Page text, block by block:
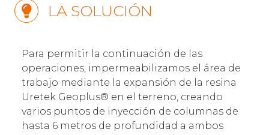
LA SOLUCIÓN
Para permitir la continuación de las
operaciones, impermeabilizamos el área de
trabajo mediante la expansión de la resina
Uretek Geoplus® en el terreno, creando
varios puntos de inyección de columnas de
hasta 6 metros de profundidad a ambos